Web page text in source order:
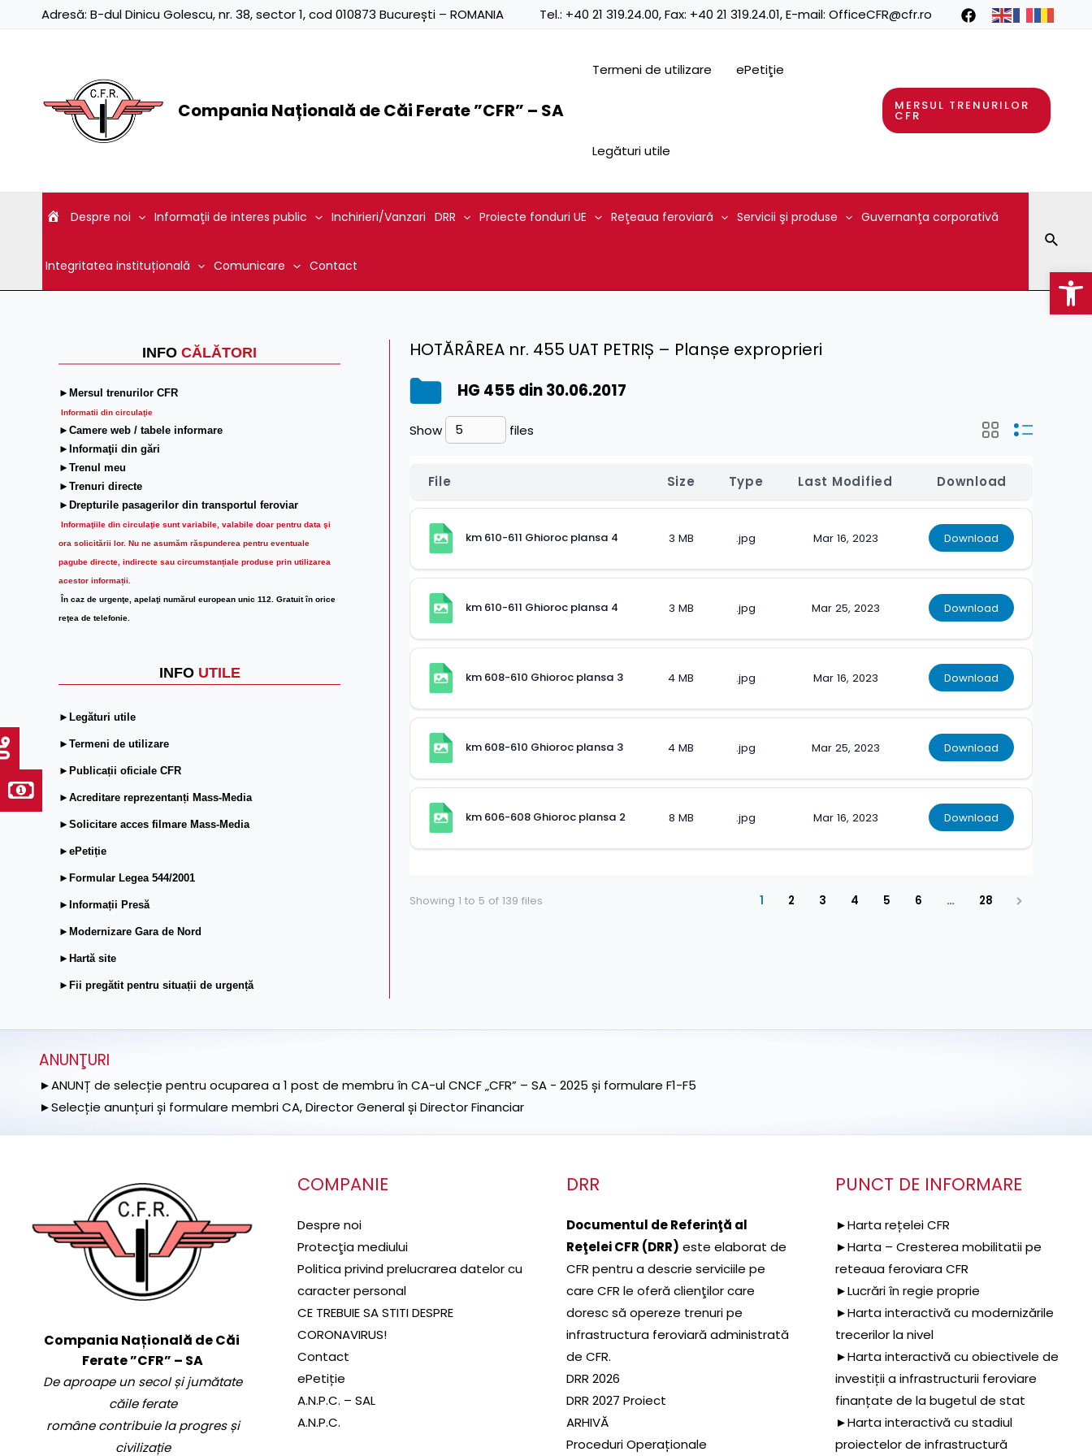
Adresă: B-dul Dinicu Golescu, nr. 38, sector 1, cod 010873 București – ROMANIA Tel.: +40 21 319.24.00, Fax: +40 21 319.24.01, E-mail: OfficeCFR@cfr.ro
Compania Națională de Căi Ferate ”CFR” – SA
Termeni de utilizare ePetiţie
Legături utile
MERSUL TRENURILOR
CFR
Despre noi Informaţii de interes public Inchirieri/Vanzari DRR Proiecte fonduri UE Reţeaua feroviară Servicii şi produse Guvernanţa corporativă
Integritatea instituțională Comunicare Contact
INFO CĂLĂTORI
►Mersul trenurilor CFR
Informatii din circulaţie
►Camere web / tabele informare
►Informaţii din gări
►Trenul meu
►Trenuri directe
►Drepturile pasagerilor din transportul feroviar
Informaţiile din circulaţie sunt variabile, valabile doar pentru data şi
ora solicitării lor. Nu ne asumăm răspunderea pentru eventuale
pagube directe, indirecte sau circumstanțiale produse prin utilizarea
acestor informații.
În caz de urgenţe, apelaţi numărul european unic 112. Gratuit în orice
reţea de telefonie.
INFO UTILE
►Legături utile
►Termeni de utilizare
►Publicații oficiale CFR
►Acreditare reprezentanți Mass-Media
►Solicitare acces filmare Mass-Media
►ePetiție
►Formular Legea 544/2001
►Informații Presă
►Modernizare Gara de Nord
►Hartă site
►Fii pregătit pentru situații de urgență
HOTĂRÂREA nr. 455 UAT PETRIȘ – Planșe exproprieri
HG 455 din 30.06.2017
Show files
File Size Type Last Modified Download
km 610-611 Ghioroc plansa 4 3 MB .jpg Mar 16, 2023 Download
km 610-611 Ghioroc plansa 4 3 MB .jpg Mar 25, 2023 Download
km 608-610 Ghioroc plansa 3 4 MB .jpg Mar 16, 2023 Download
km 608-610 Ghioroc plansa 3 4 MB .jpg Mar 25, 2023 Download
km 606-608 Ghioroc plansa 2 8 MB .jpg Mar 16, 2023 Download
Showing 1 to 5 of 139 files 1 2 3 4 5 6 … 28
Next
ANUNŢURI
►ANUNȚ de selecție pentru ocuparea a 1 post de membru în CA-ul CNCF „CFR” – SA - 2025 și formulare F1-F5
►Selecție anunțuri și formulare membri CA, Director General și Director Financiar
Compania Națională de Căi
Ferate ”CFR” – SA
De aproape un secol și jumătate
căile ferate
române contribuie la progres și
civilizație
COMPANIE
Despre noi
Protecţia mediului
Politica privind prelucrarea datelor cu
caracter personal
CE TREBUIE SA STITI DESPRE
CORONAVIRUS!
Contact
ePetiție
A.N.P.C. – SAL
A.N.P.C.
DRR
Documentul de Referinţă al
Reţelei CFR (DRR) este elaborat de
CFR pentru a descrie serviciile pe
care CFR le oferă clienţilor care
doresc să opereze trenuri pe
infrastructura feroviară administrată
de CFR.
DRR 2026
DRR 2027 Proiect
ARHIVĂ
Proceduri Operaționale
PUNCT DE INFORMARE
►Harta rețelei CFR
►Harta – Cresterea mobilitatii pe
reteaua feroviara CFR
►Lucrări în regie proprie
►Harta interactivă cu modernizările
trecerilor la nivel
►Harta interactivă cu obiectivele de
investiții a infrastructurii feroviare
finanțate de la bugetul de stat
►Harta interactivă cu stadiul
proiectelor de infrastructură